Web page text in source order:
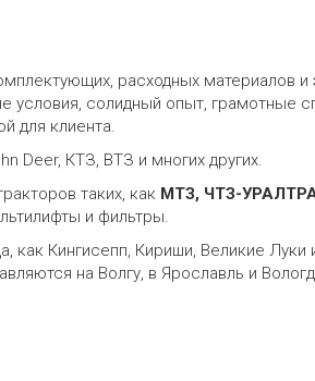
расходных материалов и
условия, солидный опыт,
для клиента.
Deer, КТЗ, ВТЗ и многих других.
таких, как МТЗ, ЧТЗ-
и фильтры.
как Кингисепп, Кириши, Великие
на Волгу, в Ярославль и